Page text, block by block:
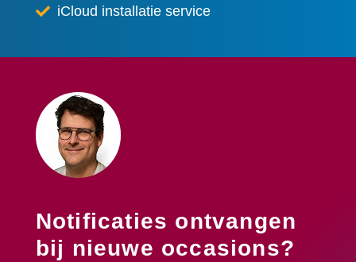
iCloud installatie service
Notificaties ontvangen
bij nieuwe occasions?